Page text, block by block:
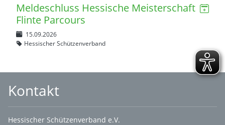
Meldeschluss Hessische Meisterschaft
Flinte Parcours
15.09.2026
Hessischer Schützenverband
Kontakt
Hessischer Schützenverband e.V.